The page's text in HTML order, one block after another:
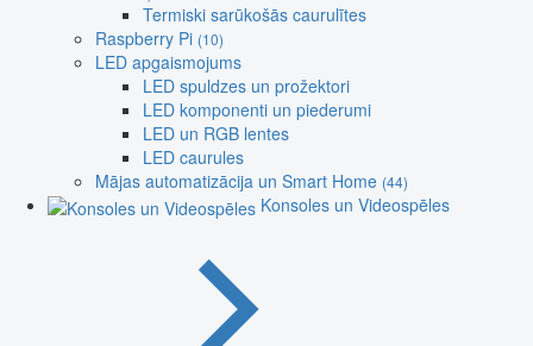
Termiski sarūkošās caurulītes
Raspberry Pi (10)
LED apgaismojums
LED spuldzes un prožektori
LED komponenti un piederumi
LED un RGB lentes
LED caurules
Mājas automatizācija un Smart Home (44)
Konsoles un Videospēles